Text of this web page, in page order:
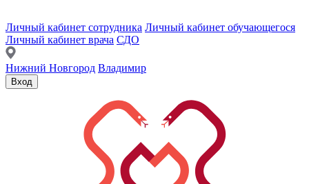
Личный кабинет сотрудника Личный кабинет обучающегося
Личный кабинет врача СДО
Нижний Новгород Владимир
Вход